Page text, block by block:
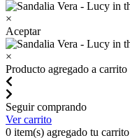
×
Aceptar
×
Producto agregado a carrito
Seguir comprando
Ver carrito
0 item(s) agregado tu carrito